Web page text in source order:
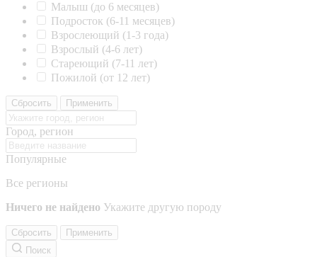
Малыш (до 6 месяцев)
Подросток (6-11 месяцев)
Взрослеющий (1-3 года)
Взрослый (4-6 лет)
Стареющий (7-11 лет)
Пожилой (от 12 лет)
Сбросить Применить
Город, регион
Популярные
Все регионы
Ничего не найдено Укажите другую породу
Сбросить
Применить
Поиск